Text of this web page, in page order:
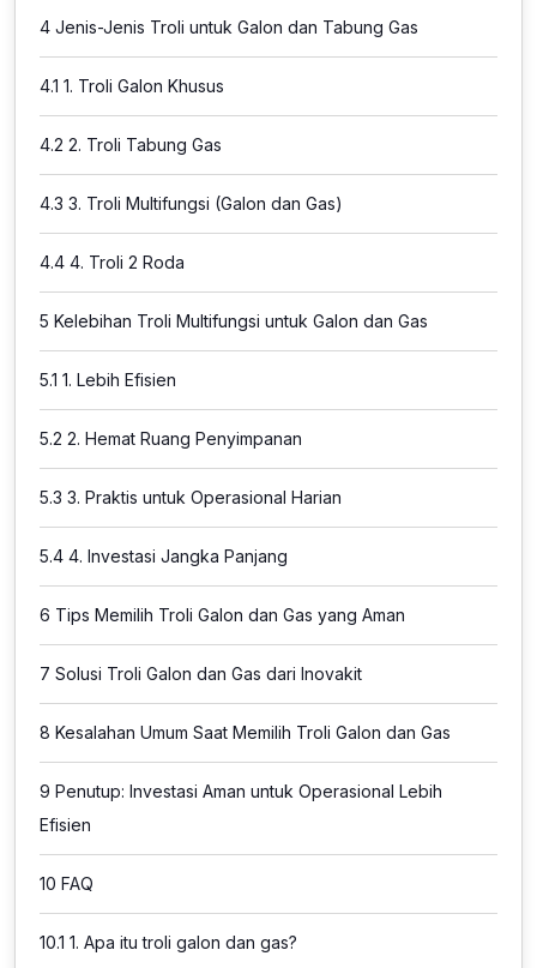
4 Jenis-Jenis Troli untuk Galon dan Tabung Gas
4.1 1. Troli Galon Khusus
4.2 2. Troli Tabung Gas
4.3 3. Troli Multifungsi (Galon dan Gas)
4.4 4. Troli 2 Roda
5 Kelebihan Troli Multifungsi untuk Galon dan Gas
5.1 1. Lebih Efisien
5.2 2. Hemat Ruang Penyimpanan
5.3 3. Praktis untuk Operasional Harian
5.4 4. Investasi Jangka Panjang
6 Tips Memilih Troli Galon dan Gas yang Aman
7 Solusi Troli Galon dan Gas dari Inovakit
8 Kesalahan Umum Saat Memilih Troli Galon dan Gas
9 Penutup: Investasi Aman untuk Operasional Lebih
Efisien
10 FAQ
10.1 1. Apa itu troli galon dan gas?